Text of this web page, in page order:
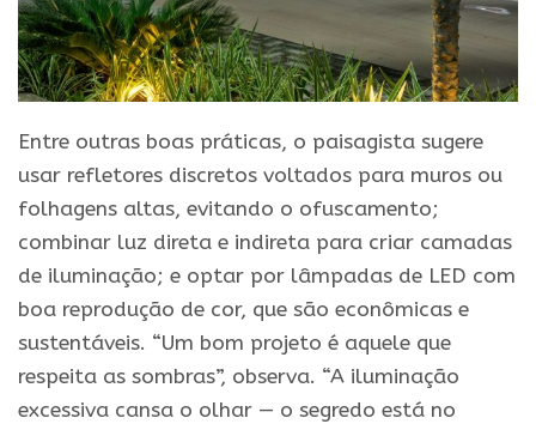
Entre outras boas práticas, o paisagista sugere
usar refletores discretos voltados para muros ou
folhagens altas, evitando o ofuscamento;
combinar luz direta e indireta para criar camadas
de iluminação; e optar por lâmpadas de LED com
boa reprodução de cor, que são econômicas e
sustentáveis. “Um bom projeto é aquele que
respeita as sombras”, observa. “A iluminação
excessiva cansa o olhar — o segredo está no